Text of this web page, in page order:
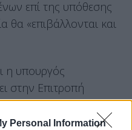
Personal Information
επί της υπόθεσης
θα «επιβάλλονται και
η υπουργός
στην Επιτροπή
πρόκειται για θέμα
της